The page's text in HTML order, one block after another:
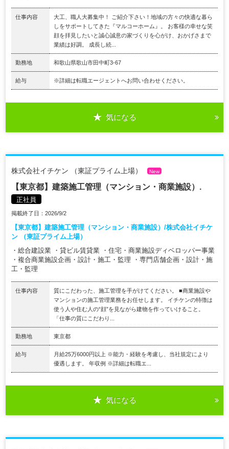
仕事内容
大工、職人大募集中！ ご紹介下さい！地域の方々の快適な暮ら
しをサポートしてきた『マルコーホーム』。 お客様の幸せな笑
顔を拝見したいと誠心誠意の家づくりを心がけ、おかげさまで
業績は好調。 成長し続...
勤務地 和歌山県歌山市田中町3-67
給与 ※詳細は転職エージェントへお問い合わせください。
気になる
株式会社イチケン （東証プライム上場） New
【東京都】建築施工管理（マンション・商業施設）.
正社員
掲載終了日：2026/9/2
【東京都】建築施工管理（マンション・商業施設）/株式会社イチケ
ン （東証プライム上場）
・総合建設業 ・貸ビル賃貸業 ・住宅・商業施設ディベロッパー事業
・複合商業施設企画・設計・施工・監理 ・専門店舗企画・設計・施
工・監理
仕事内容
質にこだわった、施工管理を手がけてください。 ■商業施設や
マンションの施工管理業務をお任せします。 イチケンの特徴は
使う人や住む人の“顔”を見ながら建物を作っていけること。
「仕事の質にこだわり...
勤務地 東京都
給与
月給25万6000円以上 ※能力・経験を考慮し、当社規定により
優遇します。 年収例 ※詳細は転職エ...
気になる